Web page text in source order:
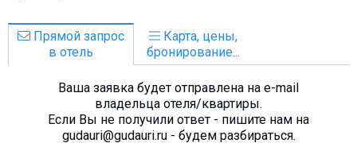
Прямой запрос
в отель
Карта, цены,
бронирование...
Ваша заявка будет отправлена на e-mail
владельца отеля/квартиры.
Если Вы не получили ответ - пишите нам на
gudauri@gudauri.ru - будем разбираться.